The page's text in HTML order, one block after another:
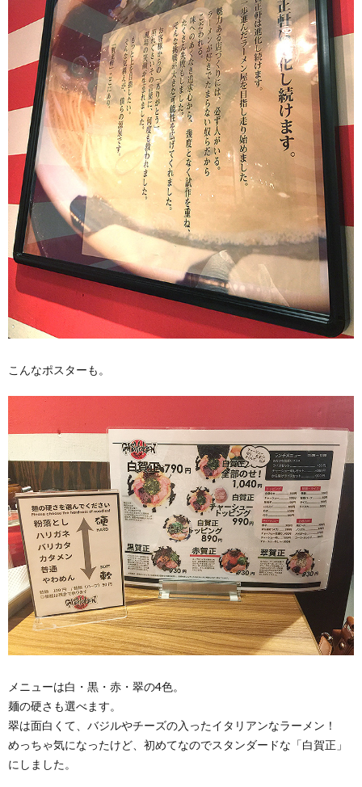
こんなポスターも。
メニューは白・黒・赤・翠の4色。
麺の硬さも選べます。
翠は面白くて、バジルやチーズの入ったイタリアンなラーメン！
めっちゃ気になったけど、初めてなのでスタンダードな「白賀正」
にしました。